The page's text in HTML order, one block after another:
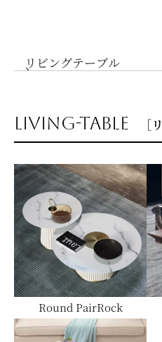
リビングテーブル
ダイニングテーブル
チェア
living-table ［
Round PairRock